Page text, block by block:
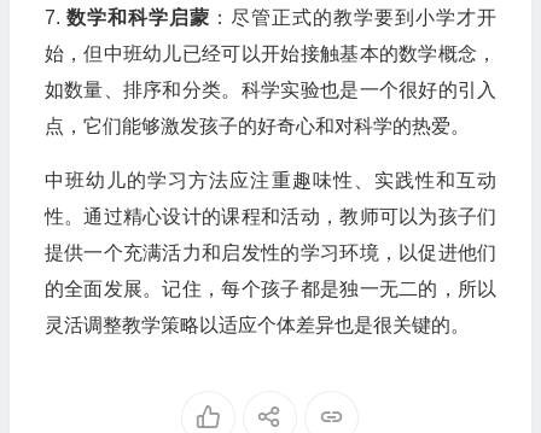
7. 数学和科学启蒙 ：尽管正式的教学要到小学才开
始，但中班幼儿已经可以开始接触基本的数学概念，
如数量、排序和分类。科学实验也是一个很好的引入
点，它们能够激发孩子的好奇心和对科学的热爱。
中班幼儿的学习方法应注重趣味性、实践性和互动
性。通过精心设计的课程和活动，教师可以为孩子们
提供一个充满活力和启发性的学习环境，以促进他们
的全面发展。记住，每个孩子都是独一无二的，所以
灵活调整教学策略以适应个体差异也是很关键的。